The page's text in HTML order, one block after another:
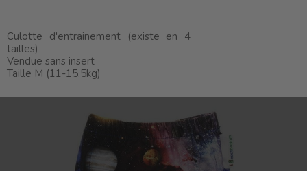
Culotte d'entrainement (existe en 4
tailles)
Vendue sans insert
Taille M (11-15.5kg)